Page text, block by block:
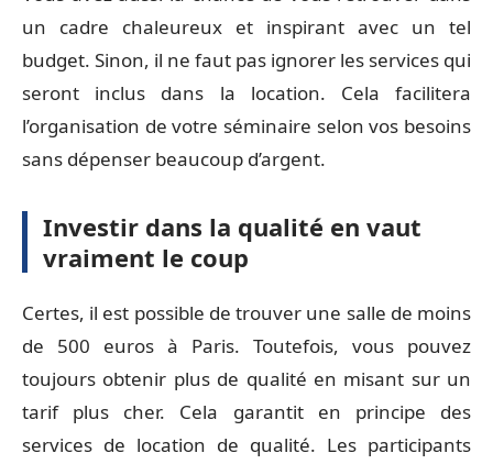
un cadre chaleureux et inspirant avec un tel
budget. Sinon, il ne faut pas ignorer les services qui
seront inclus dans la location. Cela facilitera
l’organisation de votre séminaire selon vos besoins
sans dépenser beaucoup d’argent.
Investir dans la qualité en vaut
vraiment le coup
Certes, il est possible de trouver une salle de moins
de 500 euros à Paris. Toutefois, vous pouvez
toujours obtenir plus de qualité en misant sur un
tarif plus cher. Cela garantit en principe des
services de location de qualité. Les participants